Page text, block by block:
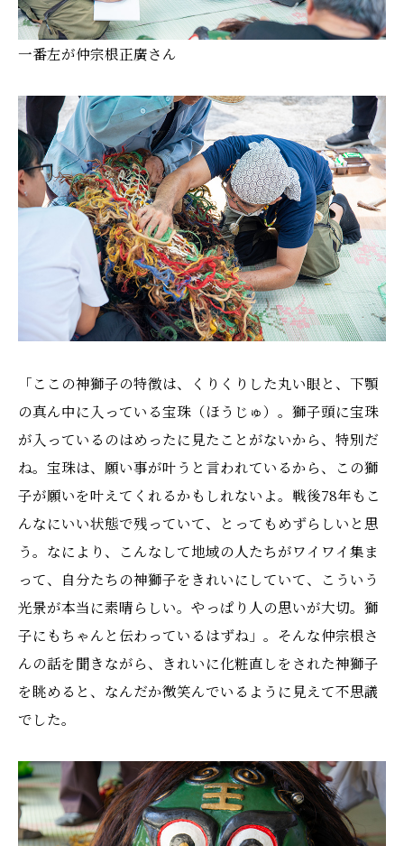
一番左が仲宗根正廣さん
「ここの神獅子の特徴は、くりくりした丸い眼と、下顎
の真ん中に入っている宝珠（ほうじゅ）。獅子頭に宝珠
が入っているのはめったに見たことがないから、特別だ
ね。宝珠は、願い事が叶うと言われているから、この獅
子が願いを叶えてくれるかもしれないよ。戦後78年もこ
んなにいい状態で残っていて、とってもめずらしいと思
う。なにより、こんなして地域の人たちがワイワイ集ま
って、自分たちの神獅子をきれいにしていて、こういう
光景が本当に素晴らしい。やっぱり人の思いが大切。獅
子にもちゃんと伝わっているはずね」。そんな仲宗根さ
んの話を聞きながら、きれいに化粧直しをされた神獅子
を眺めると、なんだか微笑んでいるように見えて不思議
でした。